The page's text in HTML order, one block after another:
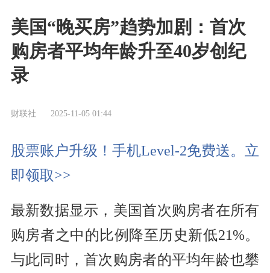
美国“晚买房”趋势加剧：首次
购房者平均年龄升至40岁创纪
录
财联社 2025-11-05 01:44
股票账户升级！手机Level-2免费送。立
即领取>>
最新数据显示，美国首次购房者在所有
购房者之中的比例降至历史新低21%。
与此同时，首次购房者的平均年龄也攀